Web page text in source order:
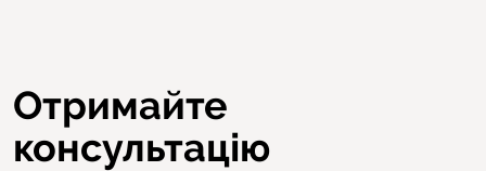
Отримайте
консультацію